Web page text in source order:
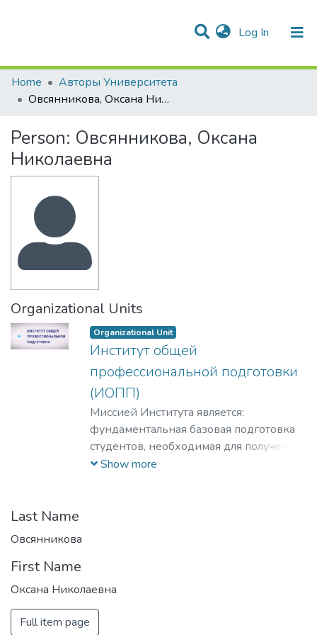
Log In (current)
Communities & Collections
Statistics
Home
Авторы Университета
Овсянникова, Оксана Николаевна
Person: Овсянникова, Оксана
Николаевна
Organizational Units
Organizational Unit
Институт общей
профессиональной подготовки
(ИОПП)
Миссией Института является:
фундаментальная базовая подготовка
студентов, необходимая для получения
качественного образования на уровне
профессиональная ориентация
Show more
Last Name
Овсянникова
First Name
Оксана Николаевна
Full item page